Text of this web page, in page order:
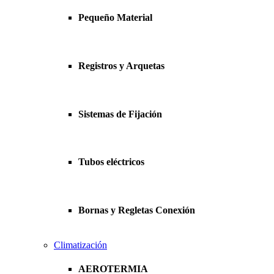
Pequeño Material
Registros y Arquetas
Sistemas de Fijación
Tubos eléctricos
Bornas y Regletas Conexión
Climatización
AEROTERMIA